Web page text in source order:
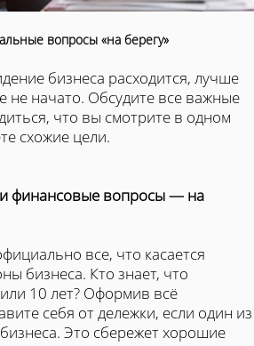
вопросы «на берегу»
бизнеса расходится, лучше
не начато. Обсудите все важные
что вы смотрите в одном
схожие цели.
финансовые вопросы — на
все, что касается
бизнеса. Кто знает, что
10 лет? Оформив всё
себя от дележки, если один из
Это сбережет хорошие